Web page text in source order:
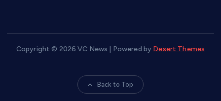
Copyright © 2026 VC News | Powered by Desert Themes
Back to Top